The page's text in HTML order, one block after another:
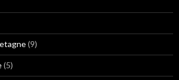
(9)
(5)